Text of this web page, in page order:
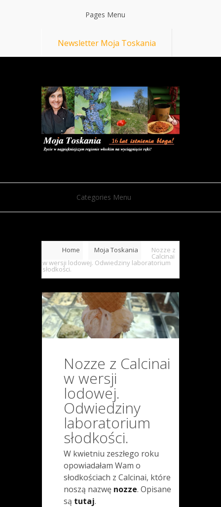
Pages Menu
Newsletter Moja Toskania
Categories Menu
Home Moja Toskania Nozze z
Calcinai
w wersji lodowej. Odwiedziny laboratorium
słodkości.
Nozze z Calcinai
w wersji
lodowej.
Odwiedziny
laboratorium
słodkości.
W kwietniu zeszłego roku
opowiadałam Wam o
słodkościach z Calcinai, które
noszą nazwę nozze. Opisane
są tutaj.